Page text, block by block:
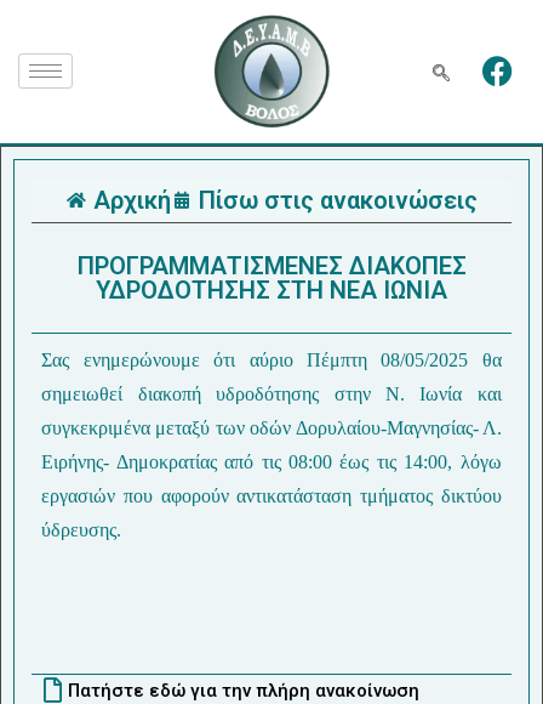
Αρχική Πίσω στις ανακοινώσεις
ΠΡΟΓΡΑΜΜΑΤΙΣΜΕΝEΣ ΔΙΑΚΟΠΕΣ
ΥΔΡΟΔΟΤΗΣΗΣ ΣΤΗ ΝΕΑ ΙΩΝΙΑ
Σας ενημερώνουμε ότι αύριο Πέμπτη 08/05/2025 θα
σημειωθεί διακοπή υδροδότησης στην Ν. Ιωνία και
συγκεκριμένα μεταξύ των οδών Δορυλαίου-Μαγνησίας- Λ.
Ειρήνης- Δημοκρατίας από τις 08:00 έως τις 14:00, λόγω
εργασιών που αφορούν αντικατάσταση τμήματος δικτύου
ύδρευσης.
Πατήστε εδώ για την πλήρη ανακοίνωση